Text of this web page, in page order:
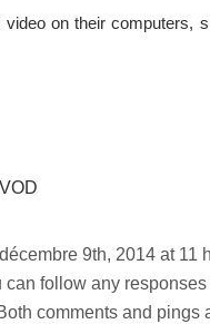
on their computers,
VOD
9th, 2014 at 11
can follow any
comments and pings